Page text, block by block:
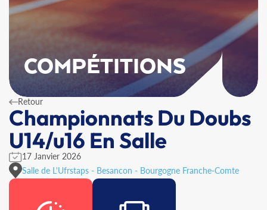
COMPÉTITIONS
Retour
Championnats Du Doubs
U14/u16 En Salle
17 Janvier 2026
Salle de L'Ufrstaps - Besancon - Bourgogne Franche-Comte